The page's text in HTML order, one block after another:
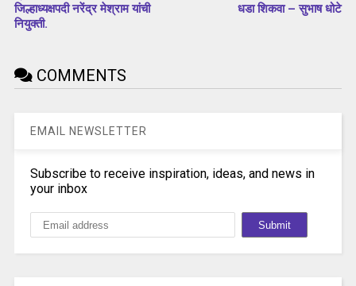
जिल्हाध्यक्षपदी नरेंद्र मेश्राम यांची
नियुक्ती.
धडा शिकवा – सुभाष धोटे
COMMENTS
EMAIL NEWSLETTER
Subscribe to receive inspiration, ideas, and news in
your inbox